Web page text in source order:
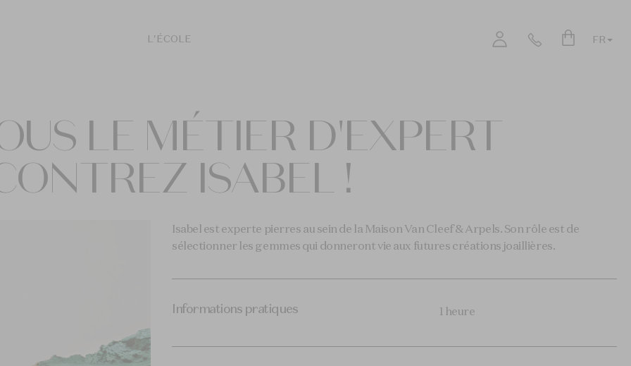
L'ÉCOLE FR
LE MÉTIER D'EXPERT
ISABEL !
Isabel est experte pierres au sein de la Maison Van Cleef & Arpels. Son rôle est de
sélectionner les gemmes qui donneront vie aux futures créations joaillières.
Informations pratiques 1 heure